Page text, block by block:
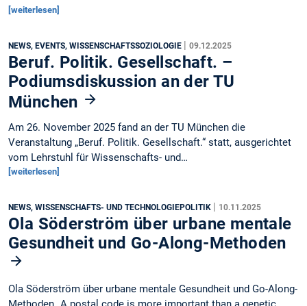
[weiterlesen]
NEWS, EVENTS, WISSENSCHAFTSSOZIOLOGIE | 09.12.2025
Beruf. Politik. Gesellschaft. –
Podiumsdiskussion an der TU
München
Am 26. November 2025 fand an der TU München die
Veranstaltung „Beruf. Politik. Gesellschaft.“ statt, ausgerichtet
vom Lehrstuhl für Wissenschafts- und…
[weiterlesen]
NEWS, WISSENSCHAFTS- UND TECHNOLOGIEPOLITIK | 10.11.2025
Ola Söderström über urbane mentale
Gesundheit und Go-Along-Methoden
Ola Söderström über urbane mentale Gesundheit und Go-Along-